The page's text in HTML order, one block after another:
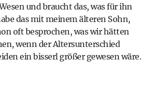
und braucht das, was für ihn
das mit meinem älteren Sohn,
oft besprochen, was wir hätten
wenn der Altersunterschied
ein bisserl größer gewesen wäre.